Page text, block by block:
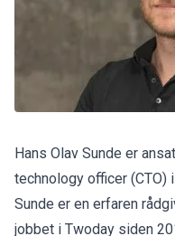
Hans Olav Sunde er
technology officer (CTO)
Sunde er en erfaren
jobbet i Twoday siden